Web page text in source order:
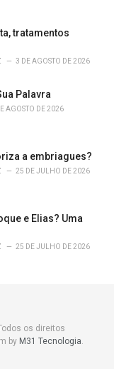
tratamentos
3 DE AGOSTO DE 2026
Palavra
AGOSTO DE 2026
a embriagues?
25 DE JULHO DE 2026
e Elias? Uma
25 DE JULHO DE 2026
os direitos
by M31 Tecnologia.